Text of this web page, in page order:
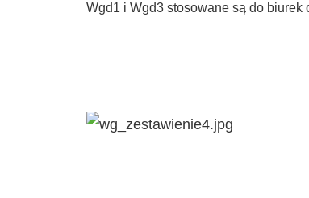
Wgd1 i Wgd3 stosowane są do biurek